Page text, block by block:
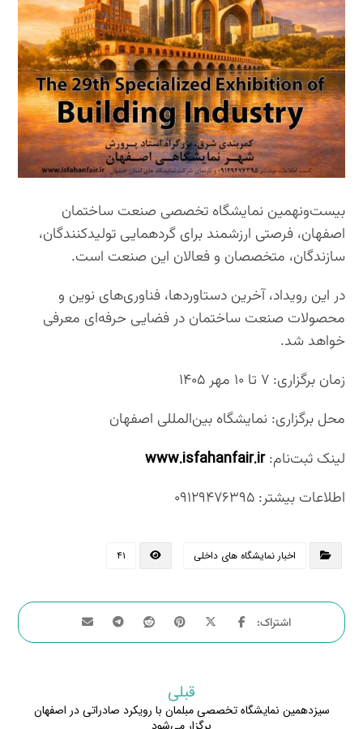
بیست‌ونهمین نمایشگاه تخصصی صنعت ساختمان
اصفهان، فرصتی ارزشمند برای گردهمایی تولیدکنندگان،
سازندگان، متخصصان و فعالان این صنعت است.
در این رویداد، آخرین دستاوردها، فناوری‌های نوین و
محصولات صنعت ساختمان در فضایی حرفه‌ای معرفی
خواهد شد.
زمان برگزاری: ۷ تا ۱۰ مهر ۱۴۰۵
محل برگزاری: نمایشگاه بین‌المللی اصفهان
لینک ثبت‌نام:www.isfahanfair.ir
اطلاعات بیشتر: ۰۹۱۲۹۴۷۶۳۹۵
اخبار نمایشگاه های داخلی ۴۱
قبلی
سیزدهمین نمایشگاه تخصصی مبلمان با رویکرد صادراتی در اصفهان